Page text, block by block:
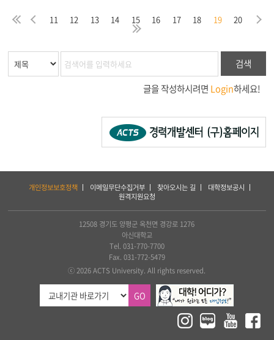
처
음
이 11 12 13 14 15 16 17 18 19 20 다
마
지
검색
글을 작성하시려면 Login하세요!
개인정보보호정책 이메일무단수집거부 찾아오시는 길
대학정보공시
원격지원요청
12508 경기도 양평군 옥천면 경강로 1276
아신대학교
Tel. 031-770-7700
Fax. 031-772-5479
ⓒ 2026 ACTS University. All rights reserved.
GO